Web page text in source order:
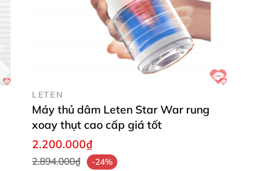
LETEN
Máy thủ dâm Leten Star War rung
xoay thụt cao cấp giá tốt
2.200.000₫
2.894.000₫
-24%